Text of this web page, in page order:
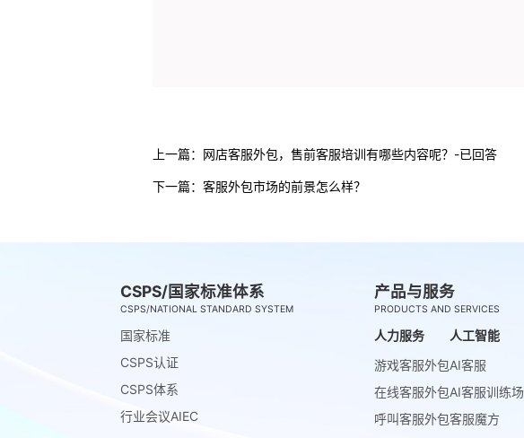
上一篇： 网店客服外包，售前客服培训有哪些内容呢？-已回答
下一篇： 客服外包市场的前景怎么样？
CSPS/国家标准体系
CSPS/NATIONAL STANDARD SYSTEM
国家标准
CSPS认证
CSPS体系
行业会议AIEC
产品与服务
PRODUCTS AND SERVICES
人力服务
游戏客服外包
在线客服外包
呼叫客服外包
人工智能
AI客服
AI客服训练场
客服魔方